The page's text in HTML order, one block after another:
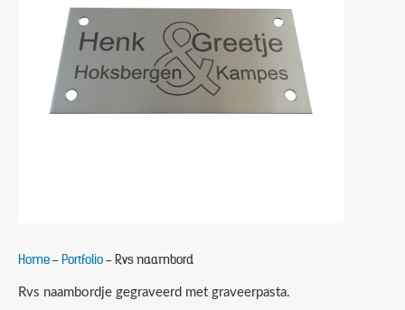
Home - Portfolio - Rvs naambord
Rvs naambordje gegraveerd met graveerpasta.